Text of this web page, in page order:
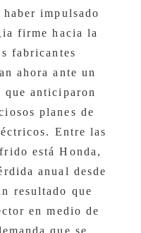
impulsado
firme hacia la
fabricantes
ahora ante un
anticiparon
planes de
Entre las
está Honda,
anual desde
resultado que
en medio de
que se